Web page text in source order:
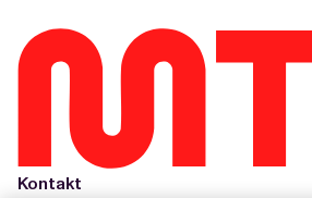
Kontakt